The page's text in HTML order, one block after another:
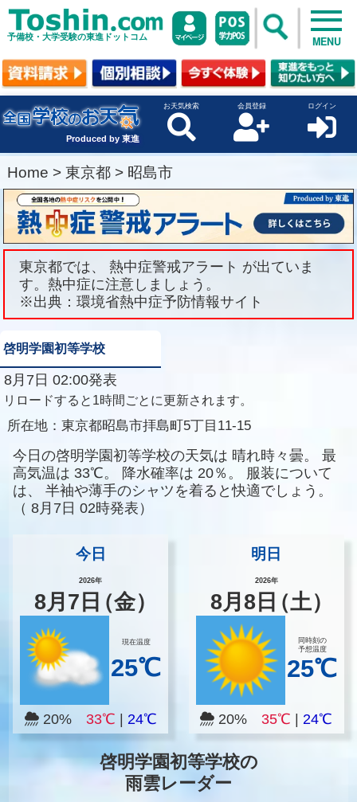
予備校・大学受験の東進ドットコム MENU
Produced by 東進
お天気検索 会員登録 ログイン
Home > 東京都 > 昭島市
東京都では、 熱中症警戒アラート が出ていま
す。熱中症に注意しましょう。
※出典：環境省熱中症予防情報サイト
啓明学園初等学校
8月7日 02:00発表
リロードすると1時間ごとに更新されます。
所在地： 東京都昭島市拝島町5丁目11-15
今日の啓明学園初等学校の天気は 晴れ時々曇。
最
高気温は 33℃。 降水確率は 20％。
服装について
は、
半袖や薄手のシャツを着ると快適でしょう。
（ 8月7日 02時発表）
今日
2026年
8月 7 日（金）
現在温度
25℃
20% 33℃ 24℃
明日
2026年
8月8 日（土）
同時刻の
予想温度
25℃
20%35℃ |24℃
啓明学園初等学校の
雨雲レーダー